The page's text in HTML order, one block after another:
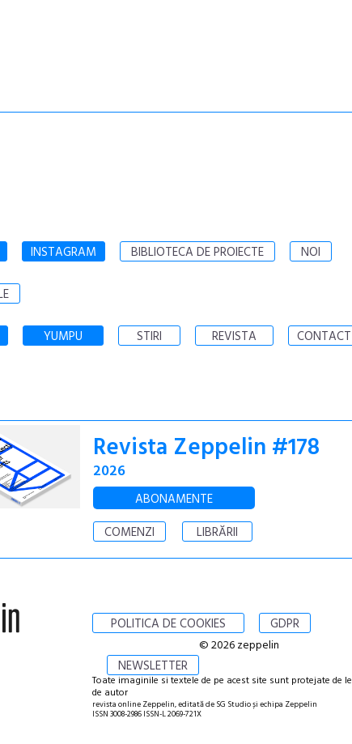
INSTAGRAM BIBLIOTECA DE PROIECTE NOI
YUMPU STIRI REVISTA CONTACT
Revista Zeppelin #178
2026
ABONAMENTE
COMENZI
LIBRĂRII
POLITICA DE COOKIES GDPR
NEWSLETTER
© 2026 zeppelin
Toate imaginile si textele de pe acest site sunt protejate de
de autor
revista online Zeppelin, editată de SG Studio și echipa Zeppelin
ISSN 3008-2986 ISSN-L 2069-721X